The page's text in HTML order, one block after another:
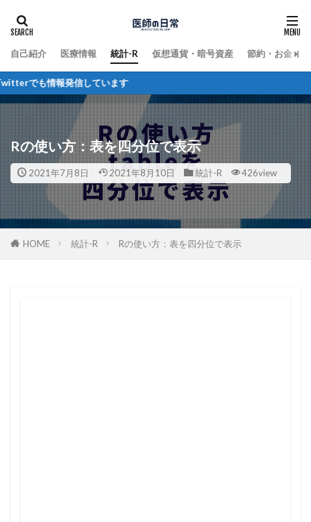
自己紹介 医療情報 統計-R 仮想通貨・暗号資産 節約・お金
も情報発信しています
Rの使い方：表を四分位で表示
2021年7月8日 2021年8月10日 統計-R 426view
HOME 統計-R Rの使い方：表を四分位で表示